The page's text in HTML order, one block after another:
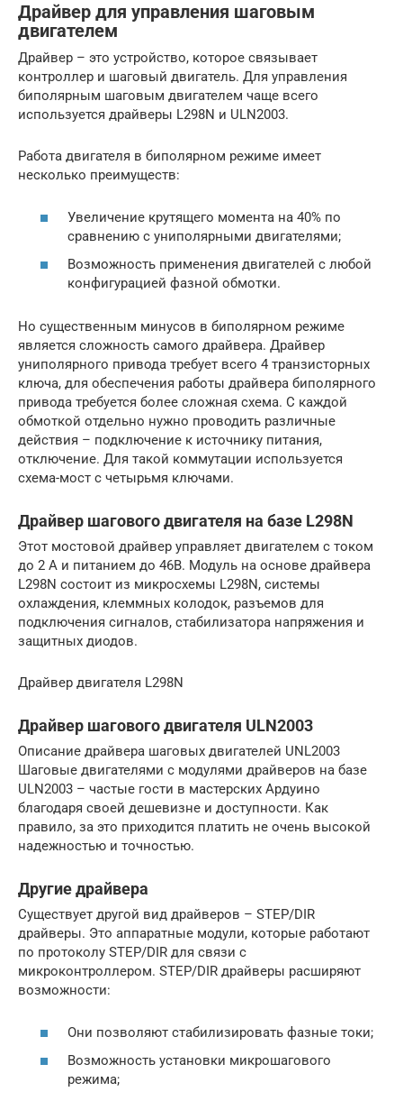
Драйвер для управления шаговым
двигателем
Драйвер – это устройство, которое связывает
контроллер и шаговый двигатель. Для управления
биполярным шаговым двигателем чаще всего
используется драйверы L298N и ULN2003.
Работа двигателя в биполярном режиме имеет
несколько преимуществ:
Увеличение крутящего момента на 40% по
сравнению с униполярными двигателями;
Возможность применения двигателей с любой
конфигурацией фазной обмотки.
Но существенным минусов в биполярном режиме
является сложность самого драйвера. Драйвер
униполярного привода требует всего 4 транзисторных
ключа, для обеспечения работы драйвера биполярного
привода требуется более сложная схема. С каждой
обмоткой отдельно нужно проводить различные
действия – подключение к источнику питания,
отключение. Для такой коммутации используется
схема-мост с четырьмя ключами.
Драйвер шагового двигателя на базе L298N
Этот мостовой драйвер управляет двигателем с током
до 2 А и питанием до 46В. Модуль на основе драйвера
L298N состоит из микросхемы L298N, системы
охлаждения, клеммных колодок, разъемов для
подключения сигналов, стабилизатора напряжения и
защитных диодов.
Драйвер двигателя L298N
Драйвер шагового двигателя ULN2003
Описание драйвера шаговых двигателей UNL2003
Шаговые двигателями с модулями драйверов на базе
ULN2003 – частые гости в мастерских Ардуино
благодаря своей дешевизне и доступности. Как
правило, за это приходится платить не очень высокой
надежностью и точностью.
Другие драйвера
Существует другой вид драйверов – STEP/DIR
драйверы. Это аппаратные модули, которые работают
по протоколу STEP/DIR для связи с
микроконтроллером. STEP/DIR драйверы расширяют
возможности:
Они позволяют стабилизировать фазные токи;
Возможность установки микрошагового
режима;